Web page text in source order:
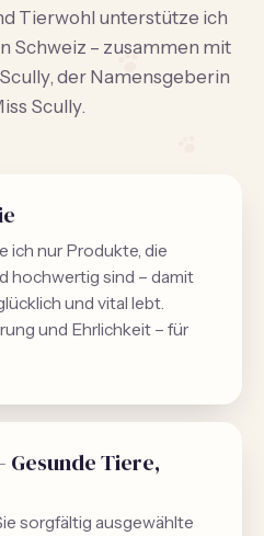
Tierwohl unterstütze ich
Schweiz – zusammen mit
der Namensgeberin
Scully.
ich nur Produkte, die
hochwertig sind – damit
und vital lebt.
und Ehrlichkeit – für
Gesunde Tiere,
sorgfältig ausgewählte